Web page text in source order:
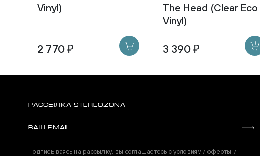
Vinyl)
2 770 ₽
The Head (Clear Eco
Vinyl)
3 390 ₽
РАССЫЛКА STEREOZONA
Подписываясь на рассылку, вы соглашаетесь с условиями оферты и